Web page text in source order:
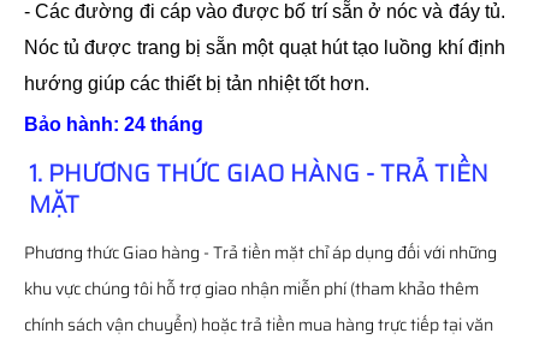
- Các đường đi cáp vào được bố trí sẵn ở nóc và đáy tủ.
Nóc tủ được trang bị sẵn một quạt hút tạo luồng khí định
hướng giúp các thiết bị tản nhiệt tốt hơn.
Bảo hành: 24 tháng
1. PHƯƠNG THỨC GIAO HÀNG - TRẢ TIỀN
MẶT
Phương thức Giao hàng - Trả tiền mặt chỉ áp dụng đối với những
khu vực chúng tôi hỗ trợ giao nhận miễn phí (tham khảo thêm
chính sách vận chuyển) hoặc trả tiền mua hàng trực tiếp tại văn